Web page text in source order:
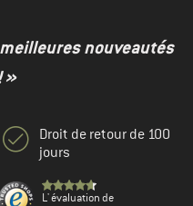
nouveautés
»
Droit de retour de 100
jours
L' évaluation de